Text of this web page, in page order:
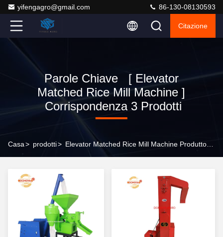
yifengagro@gmail.com 86-130-08130593
Citazione
Parole Chiave [ Elevator
Matched Rice Mill Machine ]
Corrispondenza 3 Prodotti
Casa> prodotti>